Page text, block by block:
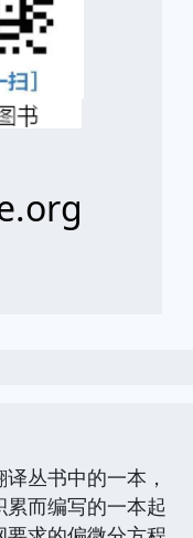
丛书中的一本，
而编写的一本起